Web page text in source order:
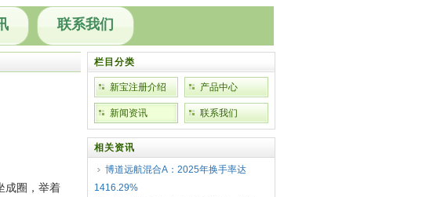
联系我们
成圈，举着
栏目分类
新宝注册介绍 产品中心
新闻资讯 联系我们
相关资讯
博道远航混合A：2025年换手率达
1416.29%